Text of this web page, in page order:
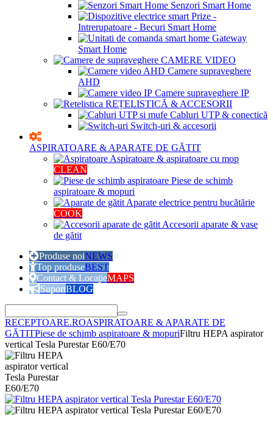
Senzori Smart Home
Prize -
Intrerupatoare - Becuri Smart Home
Gateway
Smart Home
CAMERE VIDEO
Camere supraveghere
AHD
Camere supraveghere IP
REȚELISTICĂ & ACCESORII
Cabluri UTP & conectică
Switch-uri & accesorii
ASPIRATOARE & APARATE DE GĂTIT
Aspiratoare & aspiratoare cu mop
CLEAN
Piese de schimb
aspiratoare & mopuri
Aparate electrice pentru bucătărie
COOK
Accesorii aparate & vase
de gătit
Produse noiNEWS
Top produseBEST
Contact & LocațieMAPS
SuportBLOG
RECEPTOARE.ROASPIRATOARE & APARATE DE
GĂTITPiese de schimb aspiratoare & mopuriFiltru HEPA aspirator
vertical Tesla Purestar E60/E70